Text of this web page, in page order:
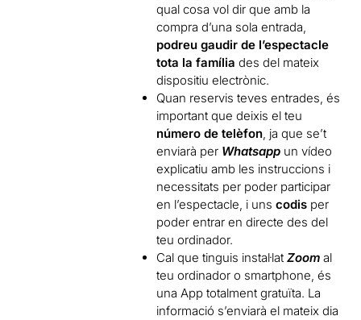
qual cosa vol dir que amb la
compra d’una sola entrada,
podreu gaudir de l’espectacle
tota la família des del mateix
dispositiu electrònic.
Quan reservis teves entrades, és
important que deixis el teu
número de telèfon, ja que se’t
enviarà per Whatsapp un vídeo
explicatiu amb les instruccions i
necessitats per poder participar
en l’espectacle, i uns codisper
poder entrar en directe des del
teu ordinador.
Cal que tinguis instal·lat Zoom al
teu ordinador o smartphone, és
una App totalment gratuïta. La
informació s’enviarà el mateix dia